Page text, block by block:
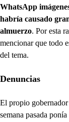
WhatsApp
habría causado
almuerzo. Por esta
mencionar que todo
del tema.
Denuncias
El propio gobernador
semana pasada